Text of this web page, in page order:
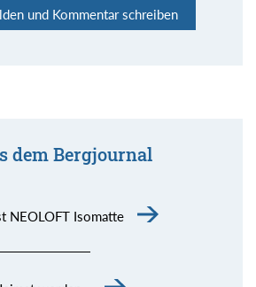
und Kommentar schreiben
dem Bergjournal
NEOLOFT Isomatte